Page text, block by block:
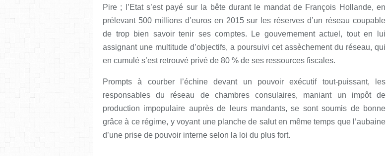
Pire ; l’Etat s’est payé sur la bête durant le mandat de François Hollande, en
prélevant 500 millions d’euros en 2015 sur les réserves d’un réseau coupable
de trop bien savoir tenir ses comptes. Le gouvernement actuel, tout en lui
assignant une multitude d’objectifs, a poursuivi cet assèchement du réseau, qui
en cumulé s’est retrouvé privé de 80 % de ses ressources fiscales.
Prompts à courber l’échine devant un pouvoir exécutif tout-puissant, les
responsablesdu réseau de chambres consulaires, maniant un impôt de
production impopulaire auprès de leurs mandants, se sont soumis de bonne
grâce à ce régime, y voyant une planche de salut en même temps que l’aubaine
d’une prise de pouvoir interne selon la loi du plus fort.